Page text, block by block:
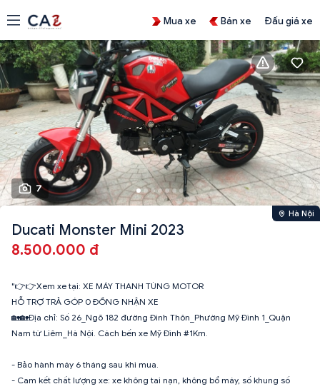
Mua xe Bán xe Đấu giá xe
7
Hà Nội
Ducati Monster Mini 2023
8.500.000 đ
"👉👉Xem xe tại: XE MÁY THANH TÙNG MOTOR
HỖ TRỢ TRẢ GÓP 0 ĐỒNG NHẬN XE
🏡🏡Địa chỉ: Số 26_Ngõ 182 đường Đình Thôn_Phường Mỹ Đình 1_Quận
Nam từ Liêm_Hà Nội. Cách bến xe Mỹ Đình #1Km.
- Bảo hành máy 6 tháng sau khi mua.
- Cam kết chất lượng xe: xe không tai nạn, không bổ máy, số khung số